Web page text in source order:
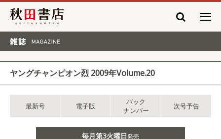
秋田書店
ヤングチャンピオン烈 2009年Volume.20
最新号 電子版
バック
ナンバー
次号予告
毎月第3火曜日発売